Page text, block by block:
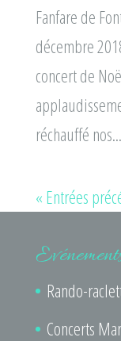
Fanfare de
décembre
concert de
réchauffé nos...
« Entrées
Rando-
Concerts